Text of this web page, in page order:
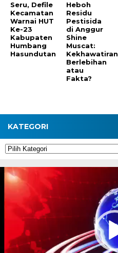
Seru, Defile
Kecamatan
Warnai HUT
Ke-23
Kabupaten
Humbang
Hasundutan
Heboh
Residu
Pestisida
di Anggur
Shine
Muscat:
Kekhawatiran
Berlebihan
atau
Fakta?
KATEGORI
Kategori
Pemutar
Video